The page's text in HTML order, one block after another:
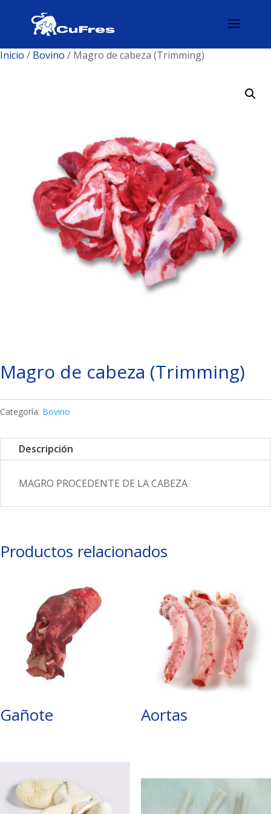
Inicio / Bovino / Magro de cabeza (Trimming)
Magro de cabeza (Trimming)
Categoría: Bovino
Descripción
MAGRO PROCEDENTE DE LA CABEZA
Productos relacionados
Gañote Aortas